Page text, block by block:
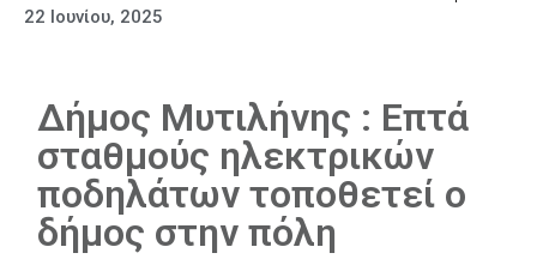
22 Ιουνίου, 2025
Δήμος Μυτιλήνης : Επτά
σταθμούς ηλεκτρικών
ποδηλάτων τοποθετεί ο
δήμος στην πόλη